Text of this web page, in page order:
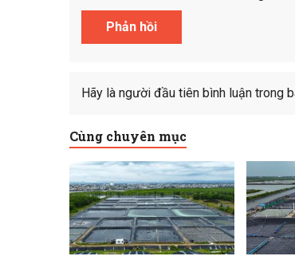
Hãy là người đầu tiên bình luận trong
Cùng chuyên mục